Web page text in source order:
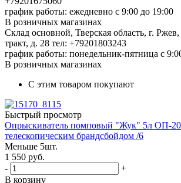
график работы: ежедневно с 9:00 до 19:00
В розничных магазинах
Склад основной, Тверская область, г.
тракт, д. 28 тел: +79201803243
график работы: понедельник-пятница с
В розничных магазинах
С этим товаром покупают
Быстрый просмотр
Опрыскиватель помповый "Жук" 5л ОП-
телескопическим брандсбойдом /6
Меньше 5шт.
1 550 руб.
-
+
В корзину